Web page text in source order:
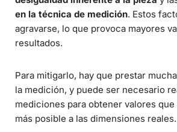
en la técnica de medición. Estos
agravarse, lo que provoca mayores
resultados.
Para mitigarlo, hay que prestar
la medición, y puede ser necesario
mediciones para obtener valores
más posible a las dimensiones reales.